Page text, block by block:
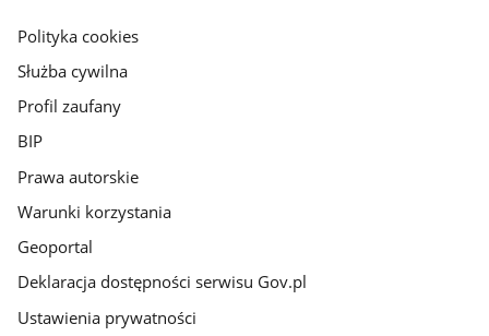
gov.pl
Polityka cookies
Służba cywilna
Profil zaufany
BIP
Prawa autorskie
Warunki korzystania
Geoportal
Deklaracja dostępności serwisu Gov.pl
Ustawienia prywatności